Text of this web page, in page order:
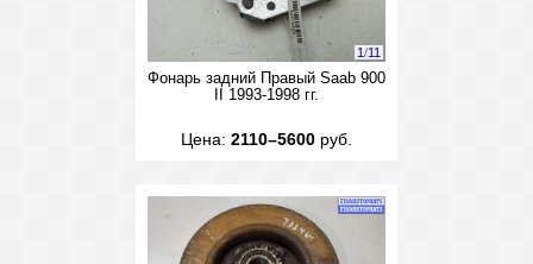
1/11
Фонарь задний Правый Saab 900
II 1993-1998 гг.
Цена: 2110–5600 руб.